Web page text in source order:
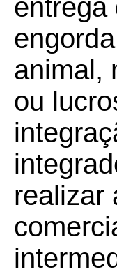
entrega
animal,
ou
realizar